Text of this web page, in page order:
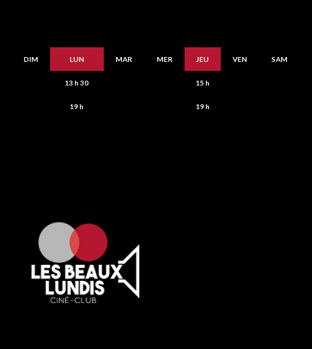
DIM LUN MAR MER JEU VEN SAM
13 h 30 15 h
19 h 19 h